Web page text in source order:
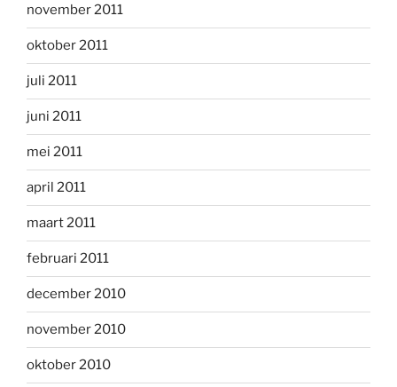
november 2011
oktober 2011
juli 2011
juni 2011
mei 2011
april 2011
maart 2011
februari 2011
december 2010
november 2010
oktober 2010